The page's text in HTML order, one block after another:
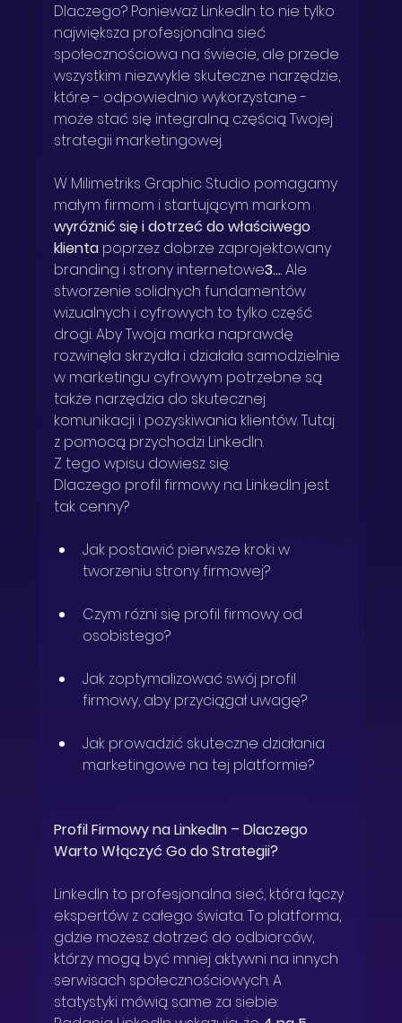
Dlaczego? Ponieważ LinkedIn to nie tylko
największa profesjonalna sieć
społecznościowa na świecie, ale przede
wszystkim niezwykle skuteczne narzędzie,
które - odpowiednio wykorzystane -
może stać się integralną częścią Twojej
strategii marketingowej.
W Milimetriks Graphic Studio pomagamy
małym firmom i startującym markom
wyróżnić się i dotrzeć do właściwego
klienta poprzez dobrze zaprojektowany
branding i strony internetowe3.... Ale
stworzenie solidnych fundamentów
wizualnych i cyfrowych to tylko część
drogi. Aby Twoja marka naprawdę
rozwinęła skrzydła i działała samodzielnie
w marketingu cyfrowym potrzebne są
także narzędzia do skutecznej
komunikacji i pozyskiwania klientów. Tutaj
z pomocą przychodzi LinkedIn.
Z tego wpisu dowiesz się:
Dlaczego profil firmowy na LinkedIn jest
tak cenny?
Jak postawić pierwsze kroki w
tworzeniu strony firmowej?
Czym różni się profil firmowy od
osobistego?
Jak zoptymalizować swój profil
firmowy, aby przyciągał uwagę?
Jak prowadzić skuteczne działania
marketingowe na tej platformie?
Profil Firmowy na LinkedIn – Dlaczego
Warto Włączyć Go do Strategii?
LinkedIn to profesjonalna sieć, która łączy
ekspertów z całego świata. To platforma,
gdzie możesz dotrzeć do odbiorców,
którzy mogą być mniej aktywni na innych
serwisach społecznościowych. A
statystyki mówią same za siebie: